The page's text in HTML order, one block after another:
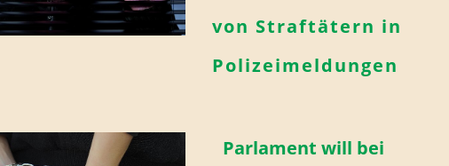
von Straftätern in
Polizeimeldungen
Parlament will bei